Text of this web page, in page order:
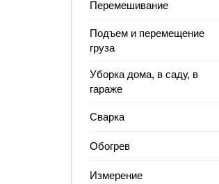
Перемешивание
Подъем и перемещение
груза
Уборка дома, в саду, в
гараже
Сварка
Обогрев
Измерение